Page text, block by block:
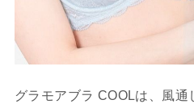
グラモアブラ COOLは、風